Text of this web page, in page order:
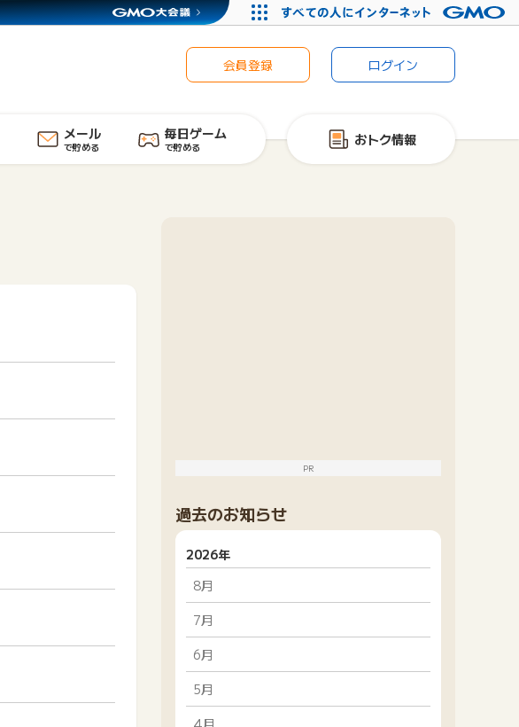
会員登録 ログイン
メール
で貯める
毎日ゲーム
で貯める おトク情報
PR
過去のお知らせ
2026年
8月
7月
6月
5月
4月